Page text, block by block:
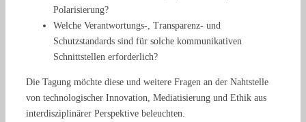
Polarisierung?
Welche Verantwortungs-, Transparenz- und
Schutzstandards sind für solche kommunikativen
Schnittstellen erforderlich?
Die Tagung möchte diese und weitere Fragen an der Nahtstelle
von technologischer Innovation, Mediatisierung und Ethik aus
interdisziplinärer Perspektive beleuchten